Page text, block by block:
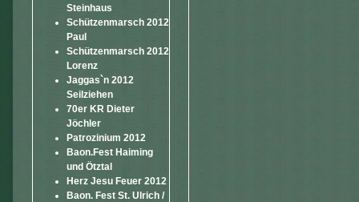
Steinhaus
Schützenmarsch 2012
Paul
Schützenmarsch 2012
Lorenz
Jaggas`n 2012
Seilziehen
70er KR Dieter
Jöchler
Patrozinium 2012
Baon.Fest Haiming
und Ötztal
Herz Jesu Feuer 2012
Baon. Fest St. Ulrich /